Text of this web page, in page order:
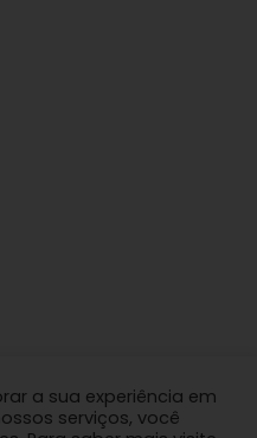
a sua experiência em
serviços, você